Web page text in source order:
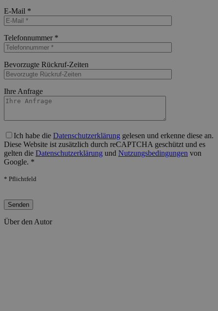
E-Mail *
Telefonnummer *
Bevorzugte Rückruf-Zeiten
Ihre Anfrage
Ich habe die Datenschutzerklärung gelesen und erkenne diese an.
Diese Website ist zusätzlich durch reCAPTCHA geschützt und es
gelten die Datenschutzerklärung und Nutzungsbedingungen von
Google. *
* Pflichtfeld
Über den Autor